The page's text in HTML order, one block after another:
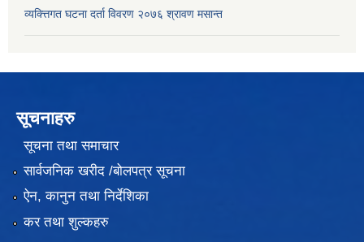
व्यक्त्तिगत घटना दर्ता विवरण २०७६ श्रावण मसान्त
सूचनाहरु
सूचना तथा समाचार
सार्वजनिक खरीद /बोलपत्र सूचना
ऐन, कानुन तथा निर्देशिका
कर तथा शुल्कहरु